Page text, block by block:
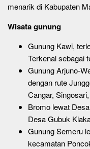
menarik di Kabupaten
Wisata gunung
Gunung Kawi,
Terkenal sebagai
Gunung Arjuno-
dengan rute
Cangar,
Bromo lewat
Desa Gubuk
Gunung Semeru
kecamatan